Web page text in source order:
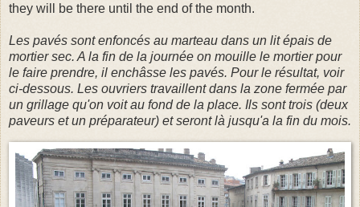
they will be there until the end of the month.
Les pavés sont enfoncés au marteau dans un lit épais de
mortier sec. A la fin de la journée on mouille le mortier pour
le faire prendre, il enchâsse les pavés. Pour le résultat, voir
ci-dessous. Les ouvriers travaillent dans la zone fermée par
un grillage qu'on voit au fond de la place. Ils sont trois (deux
paveurs et un préparateur) et seront là jusqu'a la fin du mois.